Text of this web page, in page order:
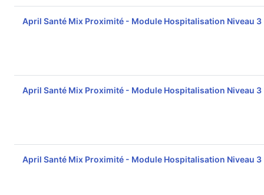
April Santé Mix Proximité - Module Hospitalisation Niveau 3
April Santé Mix Proximité - Module Hospitalisation Niveau 3
April Santé Mix Proximité - Module Hospitalisation Niveau 3